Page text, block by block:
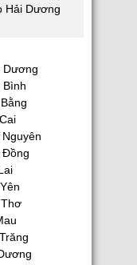
Hải Dương
Dương
Bình
Đồng